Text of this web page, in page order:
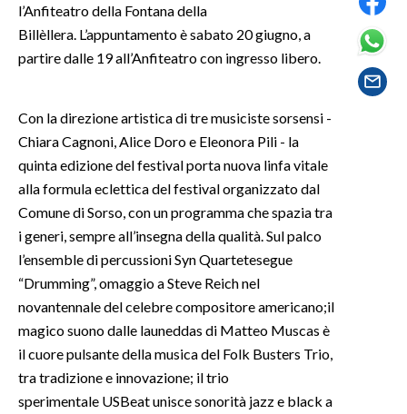
SPETTACOLI
GOSSIP
SARDEGNA TURISMO
SARDI NEL MONDO
NOTIZIE
#CARAUNIONE
3 MINUTI CON
INSULARITÀ
l’Anfiteatro della Fontana della
Billèllera. L’appuntamento è sabato 20 giugno, a
partire dalle 19 all’Anfiteatro con ingresso libero.
Con la direzione artistica di tre musiciste sorsensi -
Chiara Cagnoni, Alice Doro e Eleonora Pili - la
quinta edizione del festival porta nuova linfa vitale
alla formula eclettica del festival organizzato dal
Comune di Sorso, con un programma che spazia tra
i generi, sempre all’insegna della qualità. Sul palco
l’ensemble di percussioni Syn Quartetesegue
“Drumming”, omaggio a Steve Reich nel
novantennale del celebre compositore americano;il
magico suono dalle launeddas di Matteo Muscas è
il cuore pulsante della musica del Folk Busters Trio,
tra tradizione e innovazione; il trio
sperimentale USBeat unisce sonorità jazz e black a